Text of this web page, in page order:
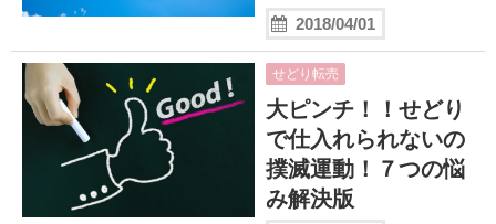
2018/04/01
せどり転売
大ピンチ！！せどり
で仕入れられないの
撲滅運動！７つの悩
み解決版